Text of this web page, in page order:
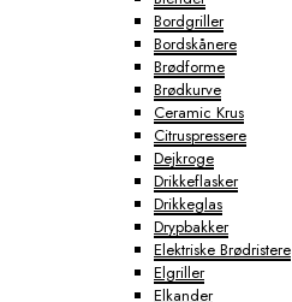
Bordgriller
Bordskånere
Brødforme
Brødkurve
Ceramic Krus
Citruspressere
Dejkroge
Drikkeflasker
Drikkeglas
Drypbakker
Elektriske Brødristere
Elgriller
Elkander